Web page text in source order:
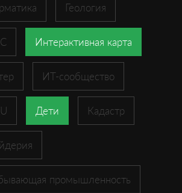
Геология
Интерактивная карта
ИТ-сообщество
Дети Кадастр
промышленность